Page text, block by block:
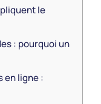
le
: pourquoi un
en ligne :